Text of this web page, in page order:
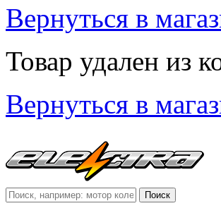
Вернуться в
Товар удален из
Вернуться в